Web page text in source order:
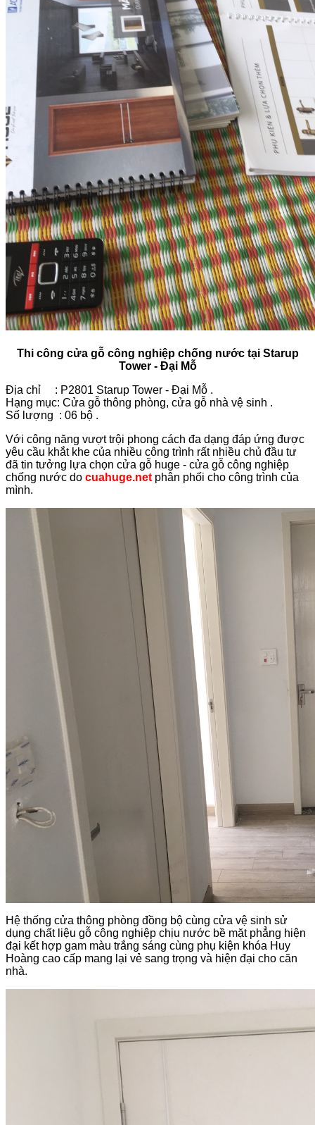
Thi công cửa gỗ công nghiệp chống nước tại Starup
Tower - Đại Mỗ
Địa chỉ : P2801 Starup Tower - Đại Mỗ .
Hạng mục: Cửa gỗ thông phòng, cửa gỗ nhà vệ sinh .
Số lượng : 06 bộ .
Với công năng vượt trội phong cách đa dạng đáp ứng được
yêu cầu khắt khe của nhiều công trình rất nhiều chủ đầu tư
đã tin tưởng lựa chọn cửa gỗ huge - cửa gỗ công nghiệp
chống nước do cuahuge.net phân phối cho công trình của
mình.
Hệ thống cửa thông phòng đồng bộ cùng cửa vệ sinh sử
dụng chất liệu gỗ công nghiệp chịu nước bề mặt phẳng hiện
đại kết hợp gam màu trắng sáng cùng phụ kiện khóa Huy
Hoàng cao cấp mang lại vẻ sang trọng và hiện đại cho căn
nhà.